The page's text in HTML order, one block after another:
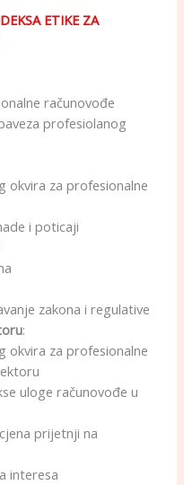
ETIKE ZA
računovođe
profesiolanog
okvira za profesionalne
i poticaji
zakona i regulative
:
okvira za profesionalne
uloge računovođe u
prijetnji na
interesa